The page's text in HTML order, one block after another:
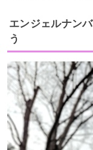
エンジェルナン
う